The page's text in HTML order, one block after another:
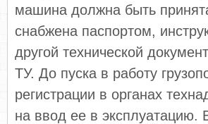
машина должна быть
снабжена паспортом,
другой технической
ТУ. До пуска в работу
регистрации в органах
на ввод ее в эксплуатацию.